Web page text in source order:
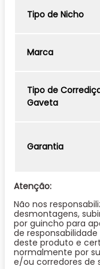
Tipo de Nicho
Marca
Tipo de
Gaveta
Garantia
Atenção:
Não nos
desmontagens,
por guincho para
de
deste produto e
normalmente por
e/ou corredores de